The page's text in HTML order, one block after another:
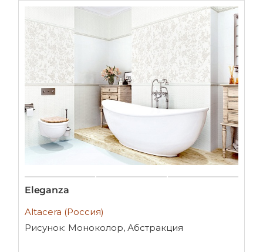
Eleganza
Altacera (Россия)
Рисунок: Моноколор, Абстракция